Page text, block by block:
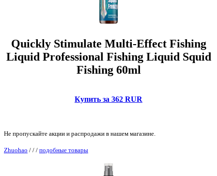
Quickly Stimulate Multi-Effect Fishing
Liquid Professional Fishing Liquid Squid
Fishing 60ml
Купить за 362 RUR
Не пропускайте акции и распродажи в нашем магазине.
Zhuohao / / / подобные товары